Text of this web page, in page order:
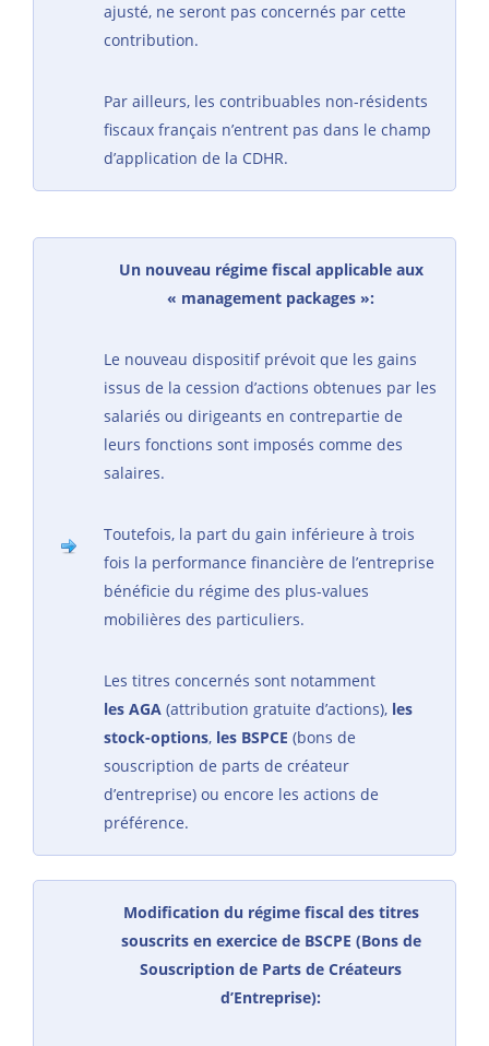
ajusté, ne seront pas concernés par cette
contribution.
Par ailleurs, les contribuables non-résidents
fiscaux français n’entrent pas dans le champ
d’application de la CDHR.
Un nouveau régime fiscal applicable aux
« management packages »:
Le nouveau dispositif prévoit que les gains
issus de la cession d’actions obtenues par les
salariés ou dirigeants en contrepartie de
leurs fonctions sont imposés comme des
salaires.
Toutefois, la part du gain inférieure à trois
fois la performance financière de l’entreprise
bénéficie du régime des plus-values
mobilières des particuliers.
Les titres concernés sont notamment
les AGA (attribution gratuite d’actions), les
stock-options, les BSPCE (bons de
souscription de parts de créateur
d’entreprise) ou encore les actions de
préférence.
Modification du régime fiscal des titres
souscrits en exercice de BSCPE (Bons de
Souscription de Parts de Créateurs
d’Entreprise):